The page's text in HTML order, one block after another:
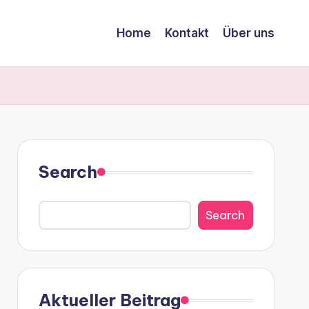
Home Kontakt Über uns
Search
Search
Aktueller Beitrag